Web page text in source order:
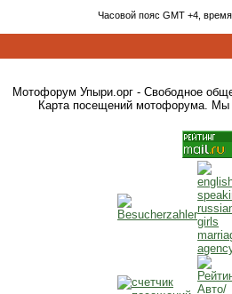
Часовой пояс GMT +4,
Мотофорум Упыри.орг - Свободное
Карта посещений мотофорума. Мы